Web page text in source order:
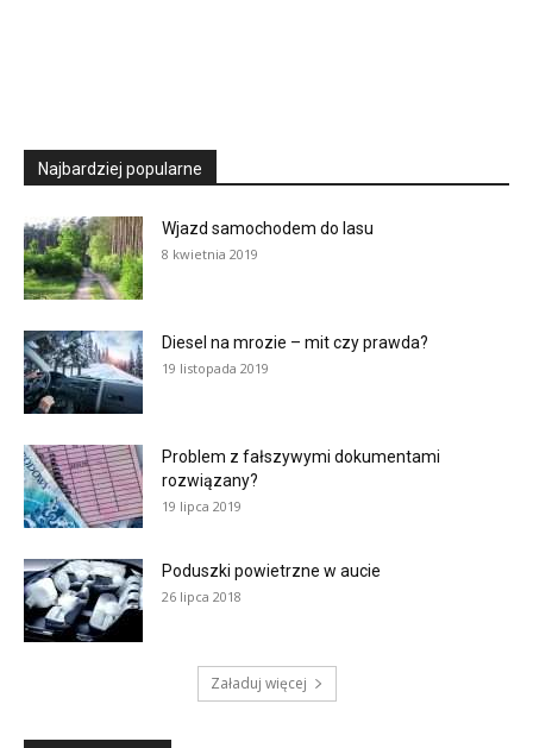
Najbardziej popularne
Wjazd samochodem do lasu
8 kwietnia 2019
Diesel na mrozie – mit czy prawda?
19 listopada 2019
Problem z fałszywymi dokumentami
rozwiązany?
19 lipca 2019
Poduszki powietrzne w aucie
26 lipca 2018
Załaduj więcej